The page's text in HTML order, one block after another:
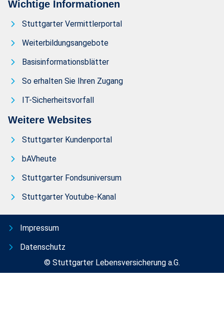
Wichtige Informationen
Stuttgarter Vermittlerportal
Weiterbildungsangebote
Basisinformationsblätter
So erhalten Sie Ihren Zugang
IT-Sicherheitsvorfall
Weitere Websites
Stuttgarter Kundenportal
bAVheute
Stuttgarter Fondsuniversum
Stuttgarter Youtube-Kanal
Impressum
Datenschutz
© Stuttgarter Lebensversicherung a.G.